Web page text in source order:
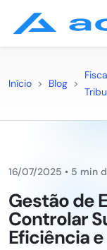
Início > Blog >
16/07/2025 • 5 min
Gestão de
Controlar
Eficiência